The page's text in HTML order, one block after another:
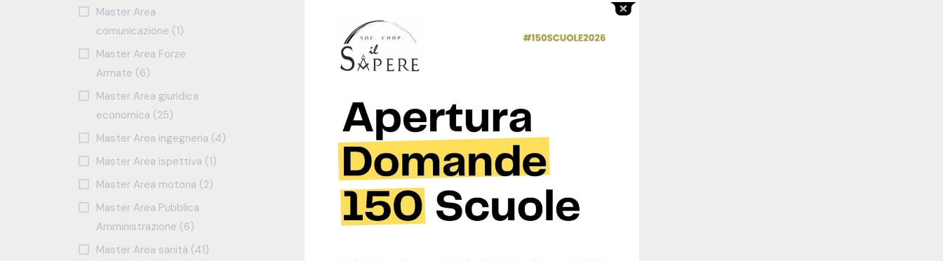
Master Area
comunicazione (1)
Master Area Forze
Armate (6)
Master Area giuridica
economica (25)
Master Area ingegneria (4)
Master Area ispettiva (1)
Master Area motoria (2)
Master Area Pubblica
Amministrazione (6)
Master Area sanità (41)